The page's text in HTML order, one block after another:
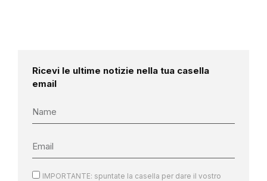
Ricevi le ultime notizie nella tua casella
email
IMPORTANTE: spuntate la casella per dare il vostro